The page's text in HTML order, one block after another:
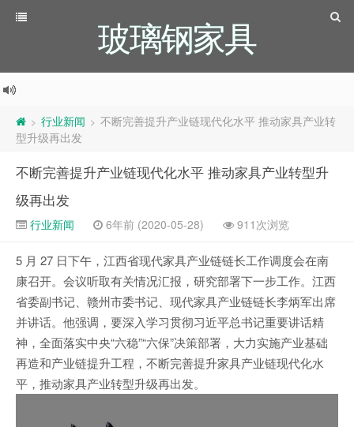
玻璃钢家具
> 行业新闻 > 不断完善提升产业链现代化水平 推动家具产业转
型升级再出发
不断完善提升产业链现代化水平 推动家具产业转型升
级再出发
行业新闻 6年前 (2020-05-28) 911次浏览
5 月 27 日下午，江西省现代家具产业链链长工作调度会在南
康召开。会议听取有关情况汇报，研究部署下一步工作。江西
省委副书记、赣州市委书记、现代家具产业链链长李炳军出席
并讲话。他强调，要深入学习贯彻习近平总书记重要讲话精
神，全面落实中央“六稳”“六保”决策部署，大力实施产业基础
再造和产业链提升工程，不断完善提升家具产业链现代化水
平，推动家具产业转型升级再出发。